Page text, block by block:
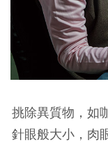
挑除異質物，如
針眼般大小，肉